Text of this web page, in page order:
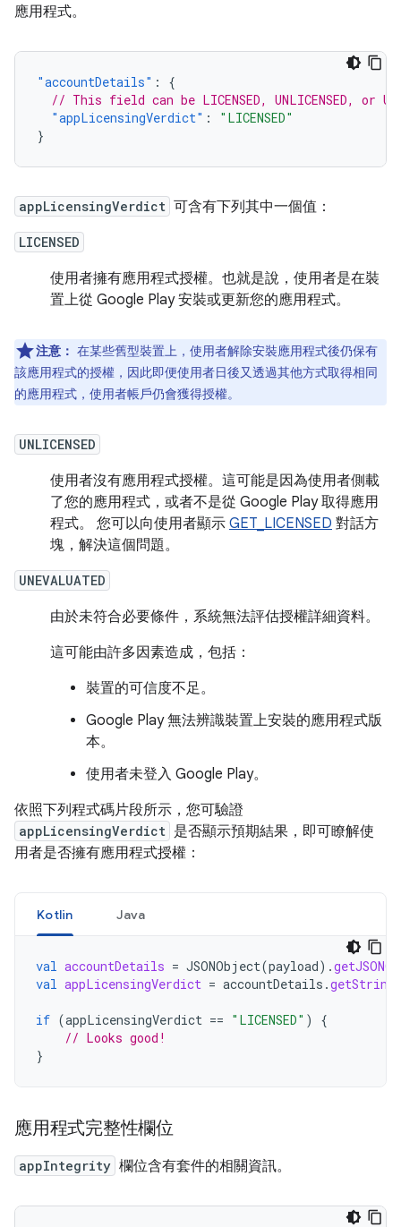
應用程式。
"accountDetails" :
{
// This field can be LICENSED, UNLICENSED, or
"appLicensingVerdict" :
"LICENSED"
}
appLicensingVerdict 可含有下列其中一個值：
LICENSED
使用者擁有應用程式授權。也就是說，使用者是在裝
置上從 Google Play 安裝或更新您的應用程式。
注意： 在某些舊型裝置上，使用者解除安裝應用程式後仍保有
該應用程式的授權，因此即便使用者日後又透過其他方式取得相同
的應用程式，使用者帳戶仍會獲得授權。
UNLICENSED
使用者沒有應用程式授權。這可能是因為使用者側載
了您的應用程式，或者不是從 Google Play 取得應用
程式。 您可以向使用者顯示 GET_LICENSED 對話方
塊，解決這個問題。
UNEVALUATED
由於未符合必要條件，系統無法評估授權詳細資料。
這可能由許多因素造成，包括：
裝置的可信度不足。
Google Play 無法辨識裝置上安裝的應用程式版
本。
使用者未登入 Google Play。
依照下列程式碼片段所示，您可驗證
appLicensingVerdict 是否顯示預期結果，即可瞭解使
用者是否擁有應用程式授權：
Kotlin Java
val accountDetails = JSONObject(payload).
val appLicensingVerdict = accountDetails .getString
if (appLicensingVerdict == "LICENSED" )
{
// Looks good!
}
應用程式完整性欄位
appIntegrity 欄位含有套件的相關資訊。